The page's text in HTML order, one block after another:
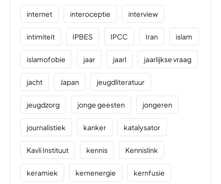
internet interoceptie interview
intimiteit IPBES IPCC Iran islam
islamofobie jaar jaarl jaarlijkse vraag
jacht Japan jeugdliteratuur
jeugdzorg jonge geesten jongeren
journalistiek kanker katalysator
Kavli Instituut kennis Kennislink
keramiek kernenergie kernfusie